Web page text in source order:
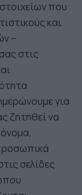
που
και
–
στις
για
ζητηθεί να
σελίδες